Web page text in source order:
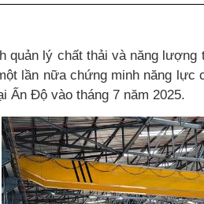
quản lý chất thải và năng
lần nữa chứng minh năng
Ấn Độ vào tháng 7 năm 2025.